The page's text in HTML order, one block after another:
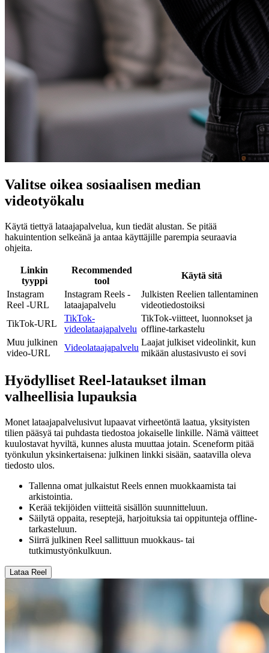
Valitse oikea sosiaalisen median
videotyökalu
Käytä tiettyä lataajapalvelua, kun tiedät alustan. Se pitää
hakuintention selkeänä ja antaa käyttäjille parempia seuraavia
ohjeita.
Linkin
tyyppi
Recommended
tool
Käytä sitä
Instagram
Reel -URL
Instagram Reels -
lataajapalvelu
Julkisten Reelien tallentaminen
videotiedostoiksi
TikTok-URL
TikTok-
videolataajapalvelu
TikTok-viitteet, luonnokset ja
offline-tarkastelu
Muu julkinen
video-URL
Videolataajapalvelu
Laajat julkiset videolinkit, kun
mikään alustasivusto ei sovi
Hyödylliset Reel-lataukset ilman
valheellisia lupauksia
Monet lataajapalvelusivut lupaavat virheetöntä laatua, yksityisten
tilien pääsyä tai puhdasta tiedostoa jokaiselle linkille. Nämä väitteet
kuulostavat hyviltä, kunnes alusta muuttaa jotain. Sceneform pitää
työnkulun yksinkertaisena: julkinen linkki sisään, saatavilla oleva
tiedosto ulos.
Tallenna omat julkaistut Reels ennen muokkaamista tai
arkistointia.
Kerää tekijöiden viitteitä sisällön suunnitteluun.
Säilytä oppaita, reseptejä, harjoituksia tai oppitunteja offline-
tarkasteluun.
Siirrä julkinen Reel sallittuun muokkaus- tai
tutkimustyönkulkuun.
Lataa Reel